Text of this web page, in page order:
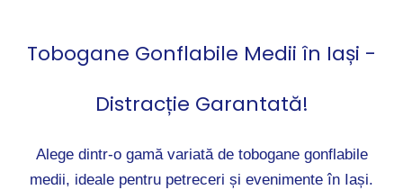
Tobogane Gonflabile Medii în Iași -
Distracție Garantată!
Alege dintr-o gamă variată de tobogane gonflabile
medii, ideale pentru petreceri și evenimente în Iași.